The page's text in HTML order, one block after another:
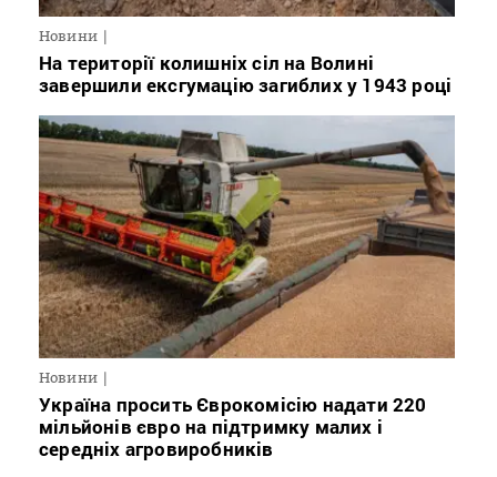
Новини
На території колишніх сіл на Волині
завершили ексгумацію загиблих у 1943 році
Новини
Україна просить Єврокомісію надати 220
мільйонів євро на підтримку малих і
середніх агровиробників